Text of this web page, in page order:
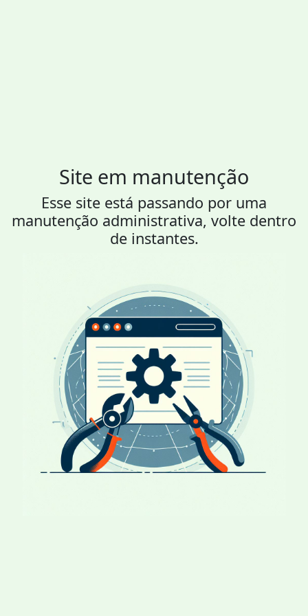
Site em manutenção
Esse site está passando por uma
manutenção administrativa, volte dentro
de instantes.